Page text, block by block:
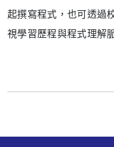
起撰寫程式，也可透過
視學習歷程與程式理解